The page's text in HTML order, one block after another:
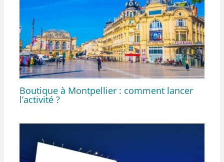
Boutique à Montpellier : comment lancer
l’activité ?